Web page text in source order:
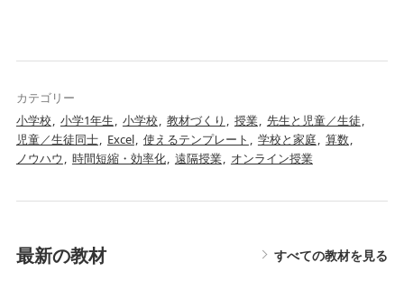
カテゴリー
小学校
小学1年生 小学校 教材づくり 授業 先生と児童／生徒
児童／生徒同士
Excel 使えるテンプレート 学校と家庭
算数
ノウハウ
時間短縮・効率化 遠隔授業 オンライン授業
最新の教材 すべての教材を見る